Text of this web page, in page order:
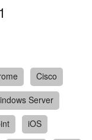
1
Cisco
Server
iOS